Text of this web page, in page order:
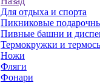
Для отдыха и спорта
Пикниковые
Пивные башни и
Термокружки и
Ножи
Фляги
Фонари